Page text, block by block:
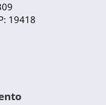
19418